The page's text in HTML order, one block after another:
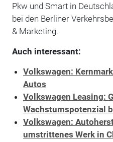
Pkw und Smart in
bei den Berliner
& Marketing.
Auch interessant:
Volkswagen:
Autos
Volkswagen Leasing:
Wachstumspotenzial
Volkswagen:
umstrittenes Werk in